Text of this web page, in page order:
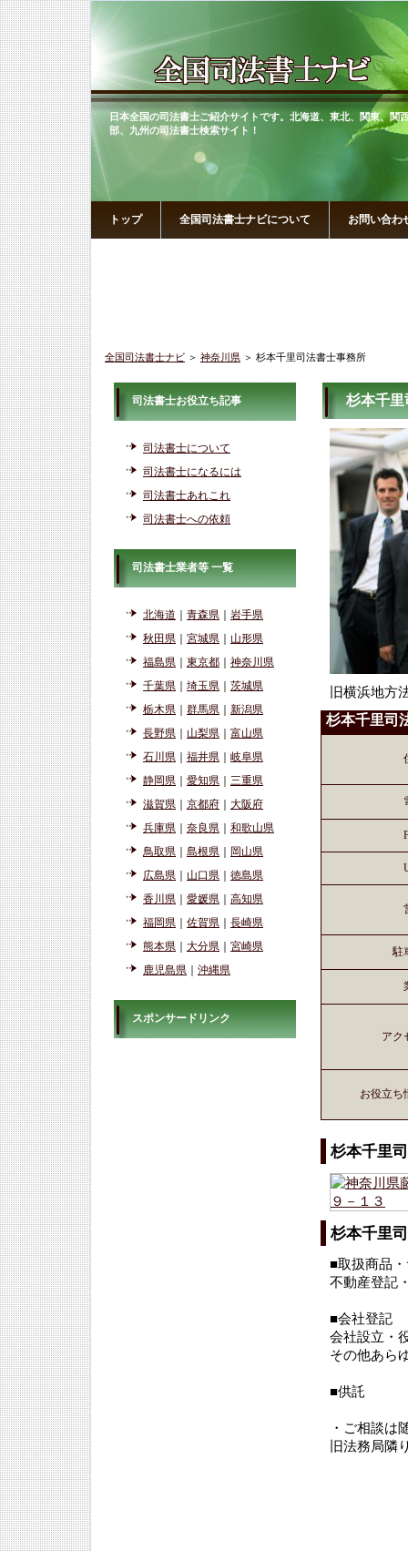
日本全国の司法書士ご紹介サイトです。北海道、東北、関東、関
部、九州の司法書士検索サイト！
トップ 全国司法書士ナビについて お問い合わ
全国司法書士ナビ ＞ 神奈川県 ＞ 杉本千里司法書士事務所
杉本千
旧横浜地方
杉本千里司
駐
アク
お役立ち
杉本千里
杉本千里
■取扱商品
不動産登記
■会社登記
会社設立・
その他あら
■供託
・ご相談は
旧法務局隣
司法書士お役立ち記事
司法書士について
司法書士になるには
司法書士あれこれ
司法書士への依頼
司法書士業者等 一覧
北海道 青森県
岩手県
秋田県
宮城県
山形県
福島県
東京都
神奈川県
千葉県
埼玉県
茨城県
栃木県
群馬県
新潟県
長野県
山梨県
富山県
石川県
福井県
岐阜県
静岡県
愛知県
三重県
滋賀県
京都府
大阪府
兵庫県
奈良県
和歌山県
鳥取県
島根県
岡山県
広島県
山口県
徳島県
香川県
愛媛県
高知県
福岡県
佐賀県
長崎県
熊本県
大分県
宮崎県
鹿児島県
沖縄県
スポンサードリンク